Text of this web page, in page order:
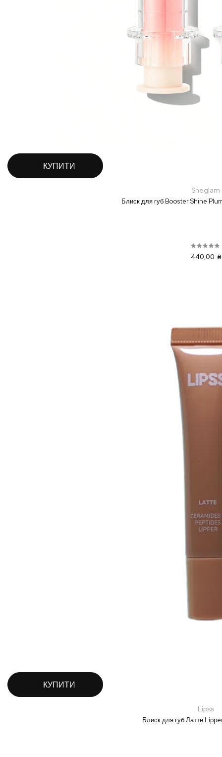
КУПИТИ
Sheglam
Блиск для губ Booster Shine
440,00 ₴
КУПИТИ
Lipss
Блиск для губ Латте